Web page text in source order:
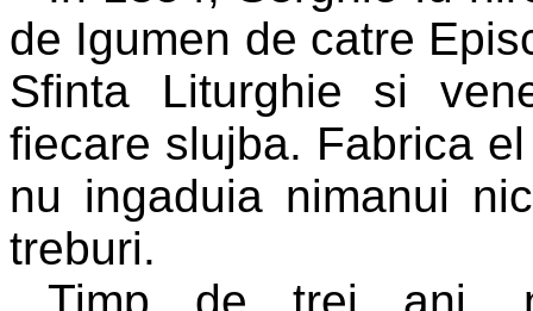
de Igumen de catre
Sfinta Liturghie si
fiecare slujba. Fabrica
nu ingaduia nimanui
treburi.